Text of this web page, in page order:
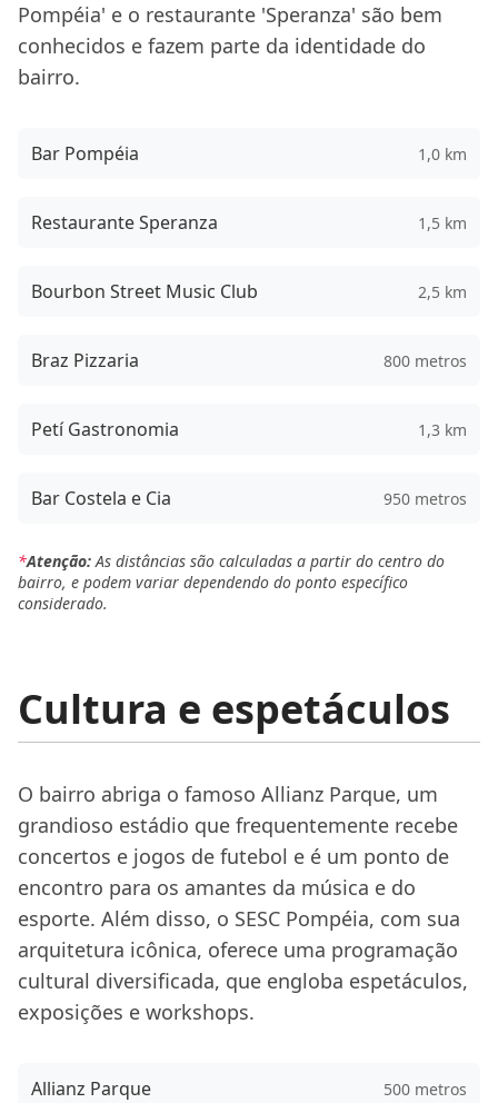
Pompéia' e o restaurante 'Speranza' são bem
conhecidos e fazem parte da identidade do
bairro.
Bar Pompéia 1,0 km
Restaurante Speranza 1,5 km
Bourbon Street Music Club 2,5 km
Braz Pizzaria 800 metros
Petí Gastronomia 1,3 km
Bar Costela e Cia 950 metros
*Atenção:As distâncias são calculadas a partir do centro do
bairro, e podem variar dependendo do ponto específico
considerado.
Cultura e espetáculos
O bairro abriga o famoso Allianz Parque, um
grandioso estádio que frequentemente recebe
concertos e jogos de futebol e é um ponto de
encontro para os amantes da música e do
esporte. Além disso, o SESC Pompéia, com sua
arquitetura icônica, oferece uma programação
cultural diversificada, que engloba espetáculos,
exposições e workshops.
Allianz Parque 500 metros